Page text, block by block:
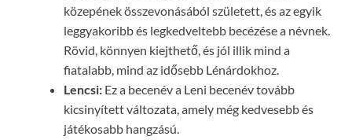
közepének összevonásából született, és az egyik
leggyakoribb és legkedveltebb becézése a névnek.
Rövid, könnyen kiejthető, és jól illik mind a
fiatalabb, mind az idősebb Lénárdokhoz.
Lencsi: Ez a becenév a Leni becenév tovább
kicsinyített változata, amely még kedvesebb és
játékosabb hangzású.